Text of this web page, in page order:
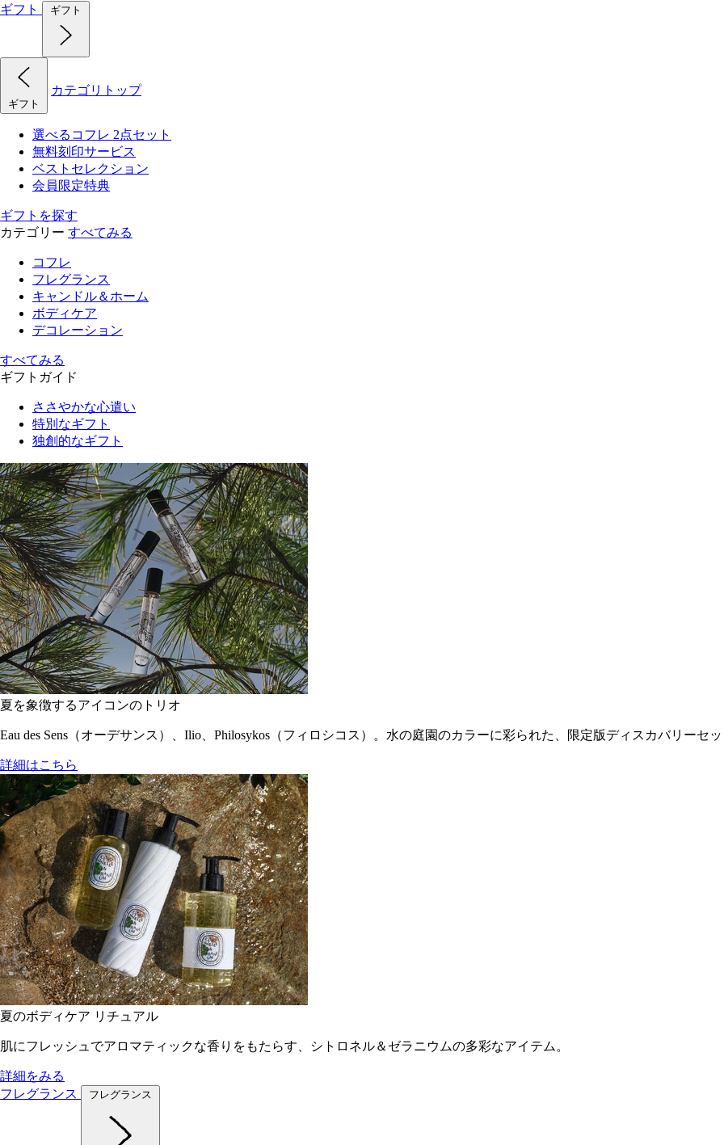
ギフト
ギフト
ギフト
カテゴリトップ
選べるコフレ 2点セット
無料刻印サービス
ベストセレクション
会員限定特典
ギフトを探す
カテゴリー すべてみる
コフレ
フレグランス
キャンドル＆ホーム
ボディケア
デコレーション
すべてみる
ギフトガイド
ささやかな心遣い
特別なギフト
独創的なギフト
夏を象徴するアイコンのトリオ
Eau des Sens（オーデサンス）、Ilio、Philosykos（フィロシコス）。水の庭園のカラーに彩られた、限定版ディスカバリーセ
詳細はこちら
夏のボディケア リチュアル
肌にフレッシュでアロマティックな香りをもたらす、シトロネル＆ゼラニウムの多彩なアイテム。
詳細をみる
フレグランス
フレグランス